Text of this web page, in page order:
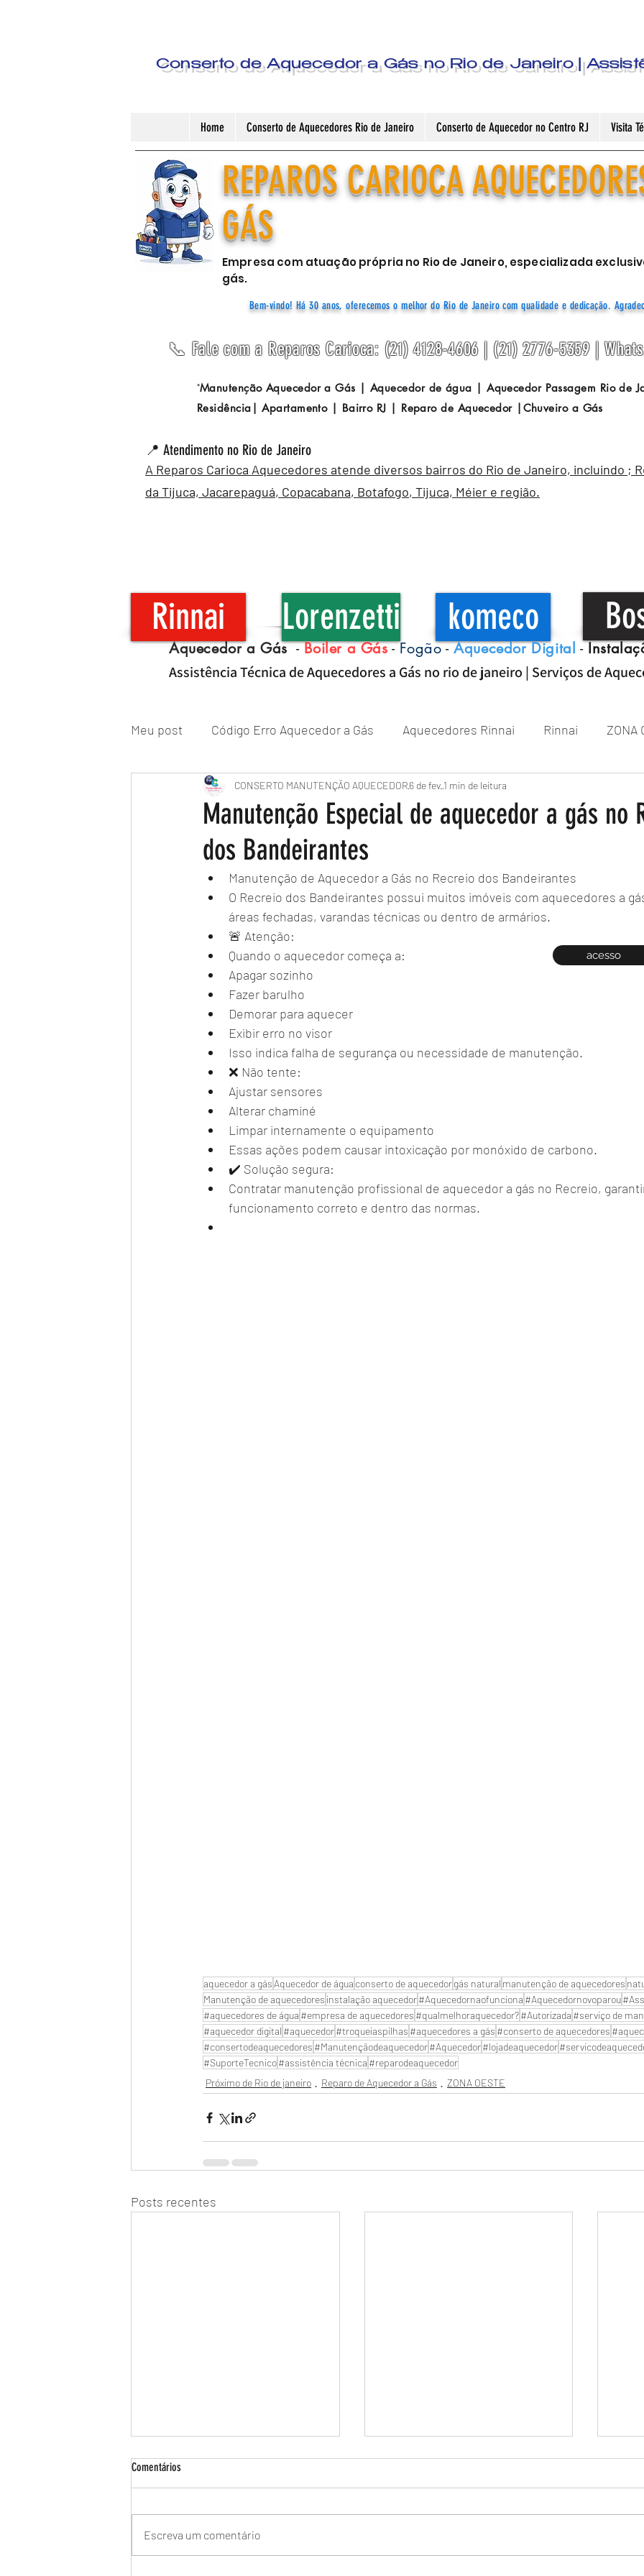
Conserto de Aquecedor a Gás no Rio de Janeiro |
Home Conserto de Aquecedores Rio de Janeiro Conserto de Aquecedor no Centro RJ Visita
REPAROS CARIOCA
GÁS
Empresa com atuação própria no Rio de Janeiro, especializada
gás.
Bem-vindo! Há 30 anos, oferecemos o melhor do Rio de Janeiro com qualidade e dedicação.
📞 Fale com a Reparos Carioca: (21) 4128-4606 | (21) 2776-5359 |
"Manutenção Aquecedor a Gás | Aquecedor de água | Aquecedor Passagem Rio de
Residência| Apartamento | Bairro RJ | Reparo de Aquecedor |Chuveiro a Gás
📍 Atendimento no Rio de Janeiro
A Reparos Carioca Aquecedores atende diversos bairros do Rio de Janeiro, incluindo ;
da Tijuca, Jacarepaguá, Copacabana, Botafogo, Tijuca, Méier e região.
Rinnai Lorenzetti komeco
Aquecedor a Gás-Boiler a Gás-Fogão-Aquecedor Digital -
Assistência Técnica de Aquecedores a Gás no rio de janeiro | Serviços de
Meu post Código Erro Aquecedor a Gás Aquecedores Rinnai Rinnai ZONA
"ZONA NORTE RJ" Conserto|Aquecedor Próximo de Rio de janeiro
Reparo de Aquecedor a Gás Zona sul RJ
Manutenção Especial de aquecedor a gás no
dos Bandeirantes
CONSERTO MANUTENÇÃO AQUECEDOR6 de fev. 1 min de leitura
Manutenção de Aquecedor a Gás no Recreio dos Bandeirantes
O Recreio dos Bandeirantes possui muitos imóveis com aquecedores a
áreas fechadas, varandas técnicas ou dentro de armários.
🚨 Atenção:
Quando o aquecedor começa a:
Apagar sozinho
Fazer barulho
Demorar para aquecer
Exibir erro no visor
Isso indica falha de segurança ou necessidade de manutenção.
❌ Não tente:
Ajustar sensores
Alterar chaminé
Limpar internamente o equipamento
Essas ações podem causar intoxicação por monóxido de carbono.
✔️ Solução segura:
Contratar manutenção profissional de aquecedor a gás no Recreio,
funcionamento correto e dentro das normas.
aquecedor a gás Aquecedor de água conserto de aquecedorgás natural manutenção de aquecedores
Manutenção de aquecedores instalação aquecedor#Aquecedornaofunciona #Aquecedornovoparou
#aquecedores de água #empresa de aquecedores #qualmelhoraquecedor?#Autorizada #serviço de
#aquecedor digital #aquecedor#troqueiaspilhas #aquecedores a gás #conserto de aquecedores
#consertodeaquecedores #Manutençãodeaquecedor#Aquecedor#lojadeaquecedor
#SuporteTecnico#assistência técnica #reparodeaquecedor
Próximo de Rio de janeiro
Reparo de Aquecedor a Gás ZONA OESTE
Posts recentes
Comentários
Escreva um comentário
acesso